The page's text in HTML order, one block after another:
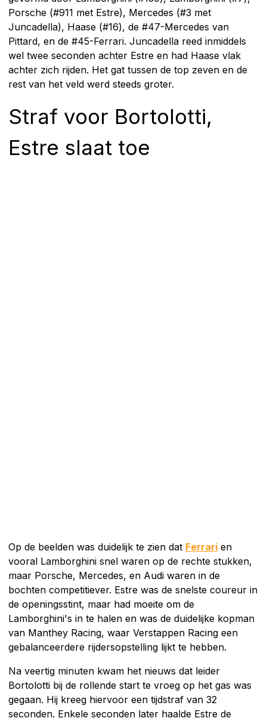
Porsche (#911 met Estre), Mercedes (#3 met
Juncadella), Haase (#16), de #47-Mercedes van
Pittard, en de #45-Ferrari. Juncadella reed inmiddels
wel twee seconden achter Estre en had Haase vlak
achter zich rijden. Het gat tussen de top zeven en de
rest van het veld werd steeds groter.
Straf voor Bortolotti,
Estre slaat toe
Op de beelden was duidelijk te zien dat Ferrari en
vooral Lamborghini snel waren op de rechte stukken,
maar Porsche, Mercedes, en Audi waren in de
bochten competitiever. Estre was de snelste coureur in
de openingsstint, maar had moeite om de
Lamborghini's in te halen en was de duidelijke kopman
van Manthey Racing, waar Verstappen Racing een
gebalanceerdere rijdersopstelling lijkt te hebben.
Na veertig minuten kwam het nieuws dat leider
Bortolotti bij de rollende start te vroeg op het gas was
gegaan. Hij kreeg hiervoor een tijdstraf van 32
seconden. Enkele seconden later haalde Estre de